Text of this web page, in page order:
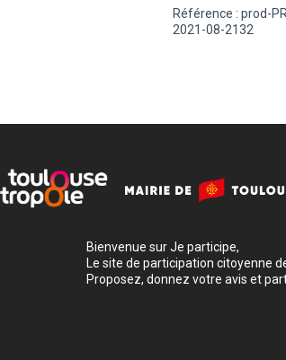
Référence : prod-
2021-08-2132
Bienvenue sur Je participe,
Le site de participation citoyenne
Proposez, donnez votre avis et